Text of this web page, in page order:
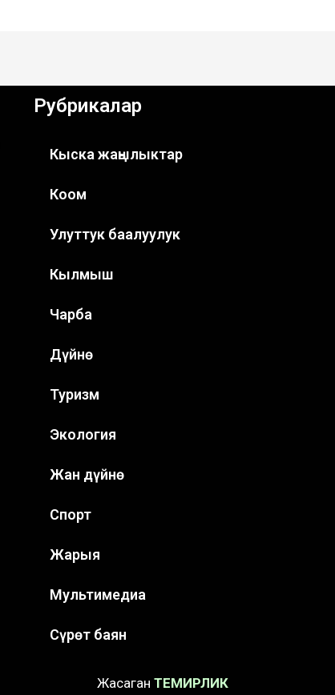
Рубрикалар
Кыска жаңылыктар
Коом
Улуттук баалуулук
Кылмыш
Чарба
Дүйнө
Туризм
Экология
Жан дүйнө
Спорт
Жарыя
Мультимедиа
Сүрөт баян
Жасаган ТЕМИРЛИК